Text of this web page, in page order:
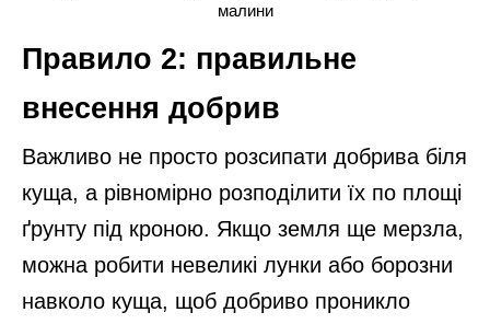
малини
Правило 2: правильне
внесення добрив
Важливо не просто розсипати добрива біля
куща, а рівномірно розподілити їх по площі
ґрунту під кроною. Якщо земля ще мерзла,
можна робити невеликі лунки або борозни
навколо куща, щоб добриво проникло